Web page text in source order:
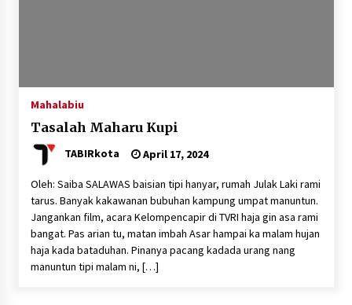
Mahalabiu
Tasalah Maharu Kupi
TABIRkota April 17, 2024
Oleh: Saiba SALAWAS baisian tipi hanyar, rumah Julak Laki rami
tarus. Banyak kakawanan bubuhan kampung umpat manuntun.
Jangankan film, acara Kelompencapir di TVRI haja gin asa rami
bangat. Pas arian tu, matan imbah Asar hampai ka malam hujan
haja kada bataduhan. Pinanya pacang kadada urang nang
manuntun tipi malam ni, […]